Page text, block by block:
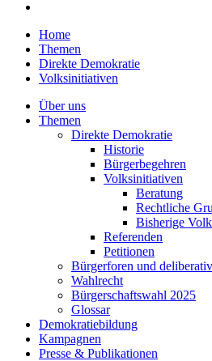
Home
Themen
Direkte Demokratie
Volksinitiativen
Über uns
Themen
Direkte Demokratie
Historie
Bürgerbegehren
Volksinitiativen
Beratung
Rechtliche
Bisherige
Referenden
Petitionen
Bürgerforen und
Wahlrecht
Bürgerschaftswahl 2025
Glossar
Demokratiebildung
Kampagnen
Presse & Publikationen